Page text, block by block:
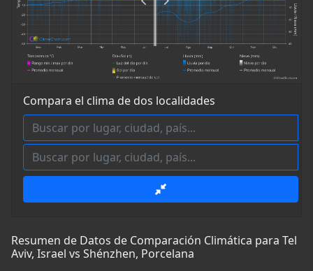
Compara el clima de dos localidades
Resumen de Datos de Comparación Climática para Tel
Aviv, Israel vs Shénzhen, Porcelana